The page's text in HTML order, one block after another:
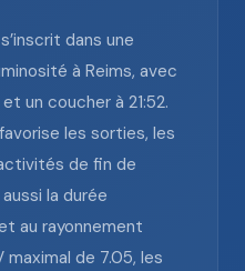
dans une
à Reims, avec
un coucher à 21:52.
les sorties, les
de fin de
la durée
au rayonnement
maximal de 7.05, les